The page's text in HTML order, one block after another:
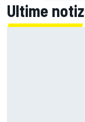
Ultime